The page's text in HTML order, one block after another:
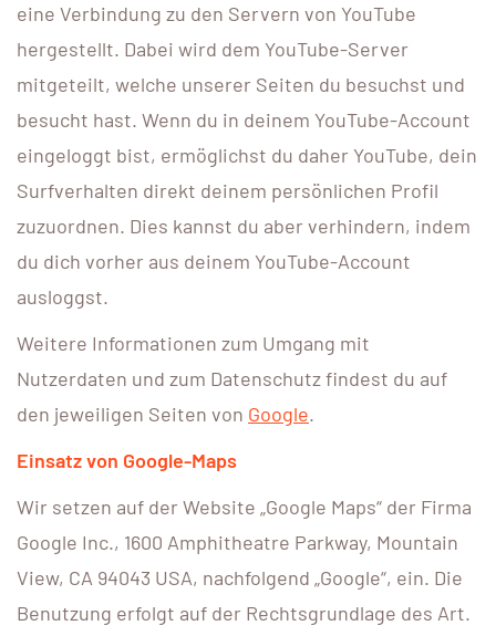
eine Verbindung zu den Servern von YouTube
hergestellt. Dabei wird dem YouTube-Server
mitgeteilt, welche unserer Seiten du besuchst und
besucht hast. Wenn du in deinem YouTube-Account
eingeloggt bist, ermöglichst du daher YouTube, dein
Surfverhalten direkt deinem persönlichen Profil
zuzuordnen. Dies kannst du aber verhindern, indem
du dich vorher aus deinem YouTube-Account
ausloggst.
Weitere Informationen zum Umgang mit
Nutzerdaten und zum Datenschutz findest du auf
den jeweiligen Seiten von Google.
Einsatz von Google-Maps
Wir setzen auf der Website „Google Maps“ der Firma
Google Inc., 1600 Amphitheatre Parkway, Mountain
View, CA 94043 USA, nachfolgend „Google“, ein. Die
Benutzung erfolgt auf der Rechtsgrundlage des Art.